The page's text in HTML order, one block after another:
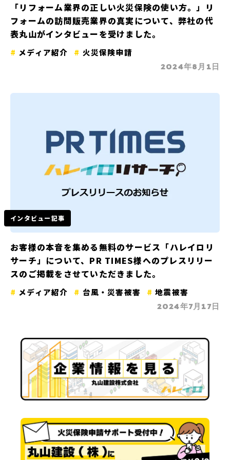
「リフォーム業界の正しい火災保険の使い方。」リ
フォームの訪問販売業界の真実について、弊社の代
表丸山がインタビューを受けました。
メディア紹介 火災保険申請
2024年8月1日
インタビュー記事
お客様の本音を集める無料のサービス「ハレイロリ
サーチ」について、PR TIMES様へのプレスリリー
スのご掲載をさせていただきました。
メディア紹介 台風・災害被害 地震被害
2024年7月17日